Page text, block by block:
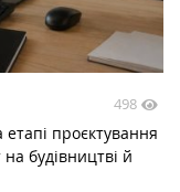
498
етапі проєктування
будівництві й